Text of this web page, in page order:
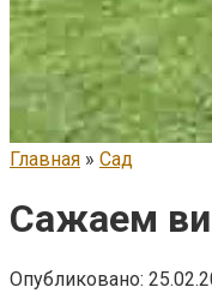
Главная » Сад
Сажаем
Опубликовано: